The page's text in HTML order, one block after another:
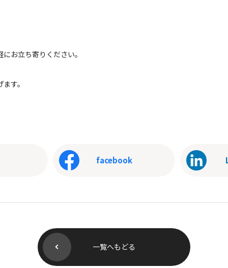
お立ち寄りください。
す。
facebook
一覧へもどる